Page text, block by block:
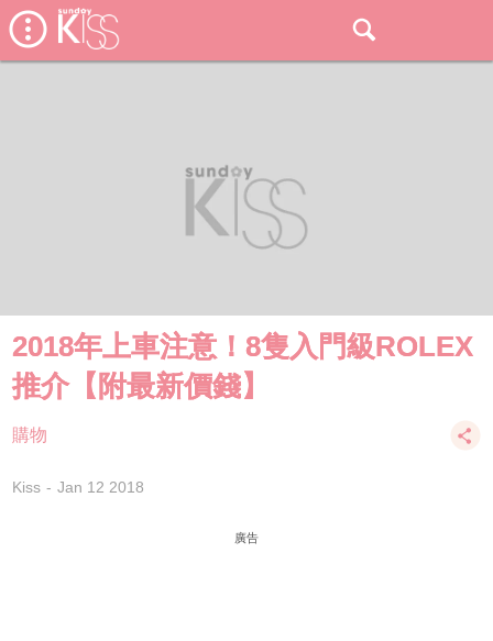
2018年上車注意！8隻入門級ROLEX
推介【附最新價錢】
購物
Kiss Jan 12 2018
廣告